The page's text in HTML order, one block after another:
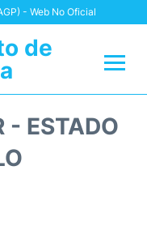
- Web No Oficial
de
- ESTADO